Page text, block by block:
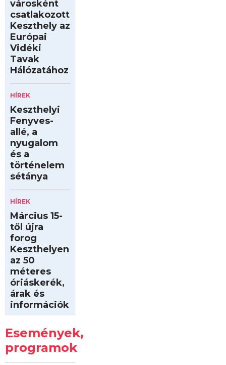
városként
csatlakozott
Keszthely az
Európai
Vidéki
Tavak
Hálózatához
HÍREK
Keszthelyi
Fenyves-
allé, a
nyugalom
és a
történelem
sétánya
HÍREK
Március 15-
től újra
forog
Keszthelyen
az 50
méteres
óriáskerék,
árak és
információk
Események,
programok
Kilóméterek
2026